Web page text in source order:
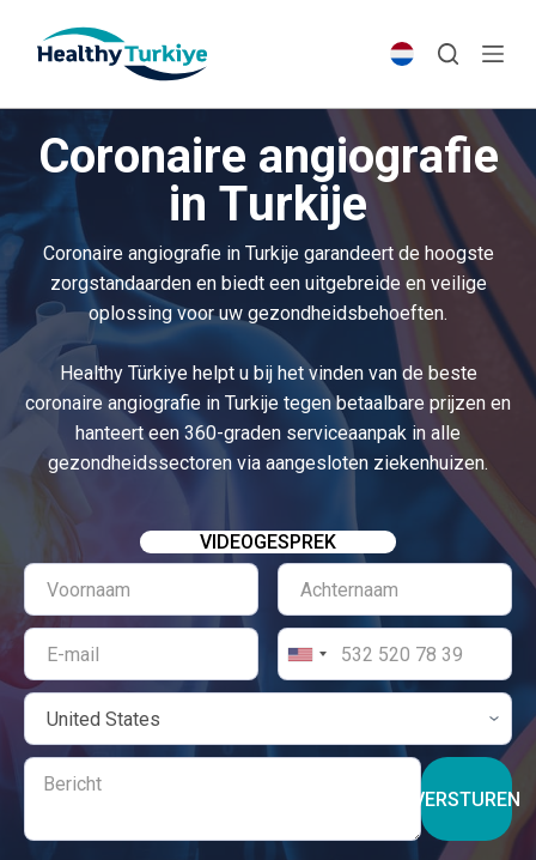
p
e
Coronaire angiografie
in Turkije
Coronaire angiografie in Turkije garandeert de hoogste
zorgstandaarden en biedt een uitgebreide en veilige
oplossing voor uw gezondheidsbehoeften.
Healthy Türkiye helpt u bij het vinden van de beste
coronaire angiografie in Turkije tegen betaalbare prijzen en
hanteert een 360-graden serviceaanpak in alle
gezondheidssectoren via aangesloten ziekenhuizen.
VIDEOGESPREK
VERSTUREN